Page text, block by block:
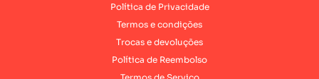
Política de Privacidade
Termos e condições
Trocas e devoluções
Política de Reembolso